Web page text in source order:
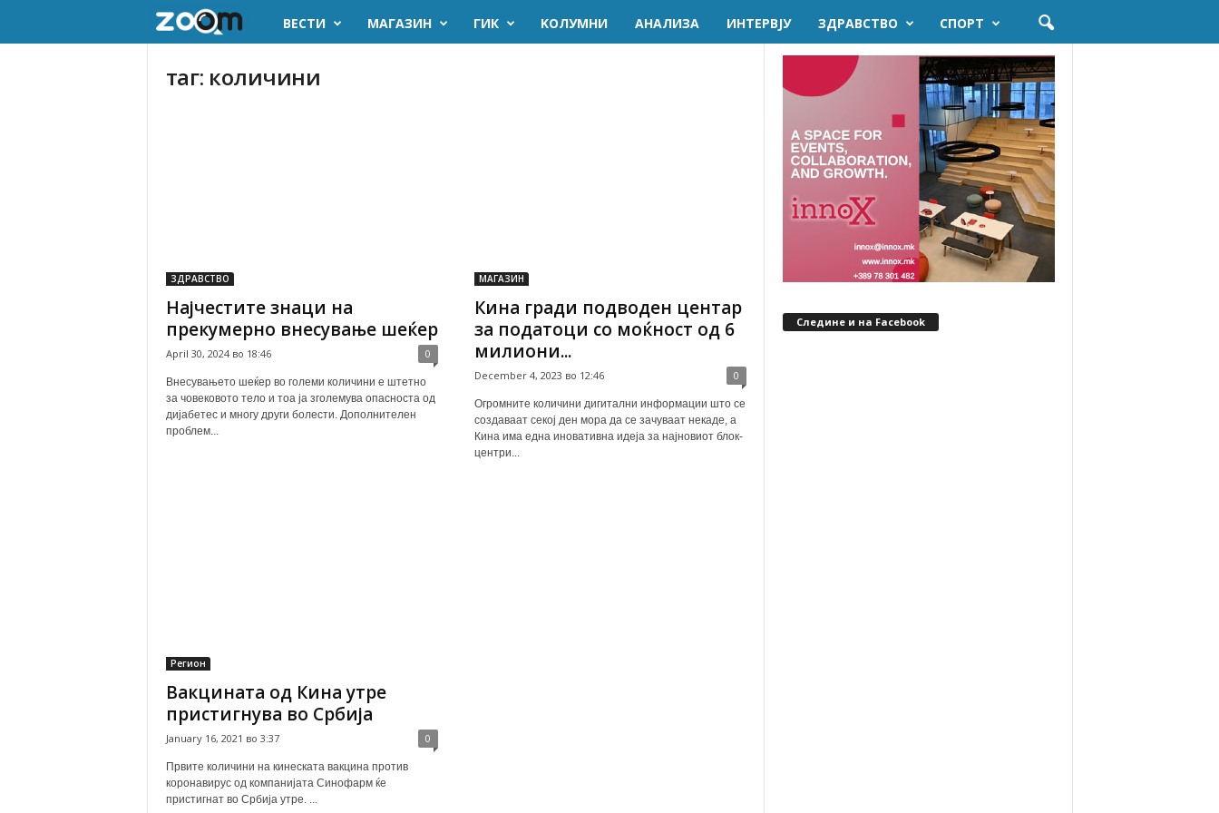
ВЕСТИ МАГАЗИН ГИК KОЛУМНИ AНАЛИЗА ИНТЕРВЈУ ЗДРАВСТВО СПОРТ
таг: количини
ЗДРАВСТВО
Најчестите знаци на
прекумерно внесување шеќер
April 30, 2024 во 18:46 0
Внесувањето шеќер во големи количини е штетно
за човековото тело и тоа ја зголемува опасноста од
дијабетес и многу други болести. Дополнителен
проблем...
МАГАЗИН
Кина гради подводен центар
за податоци со моќност од 6
милиони...
December 4, 2023 во 12:46 0
Огромните количини дигитални информации што се
создаваат секој ден мора да се зачуваат некаде, а
Кина има една иновативна идеја за најновиот блок-
центри...
Регион
Вакцината од Кина утре
пристигнува во Србија
January 16, 2021 во 3:37 0
Првите количини на кинеската вакцина против
коронавирус од компанијата Синофарм ќе
пристигнат во Србија утре. ...
Следине и на Facebook